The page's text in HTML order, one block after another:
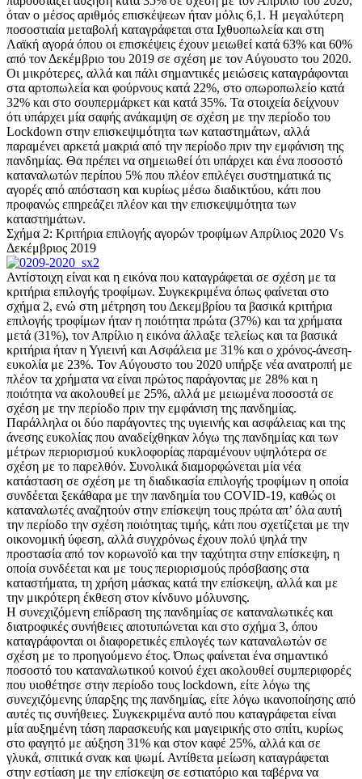
όταν ο μέσος αριθμός επισκέψεων ήταν μόλις 6,1. Η μεγαλύτερη
ποσοστιαία μεταβολή καταγράφεται στα Ιχθυοπωλεία και στη
Λαϊκή αγορά όπου οι επισκέψεις έχουν μειωθεί κατά 63% και 60%
από τον Δεκέμβριο του 2019 σε σχέση με τον Αύγουστο του 2020.
Οι μικρότερες, αλλά και πάλι σημαντικές μειώσεις καταγράφονται
στα αρτοπωλεία και φούρνους κατά 22%, στο οπωροπωλείο κατά
32% και στο σουπερμάρκετ και κατά 35%. Τα στοιχεία δείχνουν
ότι υπάρχει μία σαφής ανάκαμψη σε σχέση με την περίοδο του
Lockdown στην επισκεψιμότητα των καταστημάτων, αλλά
παραμένει αρκετά μακριά από την περίοδο πριν την εμφάνιση της
πανδημίας. Θα πρέπει να σημειωθεί ότι υπάρχει και ένα ποσοστό
καταναλωτών περίπου 5% που πλέον επιλέγει συστηματικά τις
αγορές από απόσταση και κυρίως μέσω διαδικτύου, κάτι που
προφανώς επηρεάζει πλέον και την επισκεψιμότητα των
καταστημάτων.
Σχήμα 2: Κριτήρια επιλογής αγορών τροφίμων Απρίλιος 2020 Vs
Δεκέμβριος 2019
Αντίστοιχη είναι και η εικόνα που καταγράφεται σε σχέση με τα
κριτήρια επιλογής τροφίμων. Συγκεκριμένα όπως φαίνεται στο
σχήμα 2, ενώ στη μέτρηση του Δεκεμβρίου τα βασικά κριτήρια
επιλογής τροφίμων ήταν η ποιότητα πρώτα (37%) και τα χρήματα
μετά (31%), τον Απρίλιο η εικόνα άλλαξε τελείως και τα βασικά
κριτήρια ήταν η Υγιεινή και Ασφάλεια με 31% και ο χρόνος-άνεση-
ευκολία με 23%. Τον Αύγουστο του 2020 υπήρξε νέα ανατροπή με
πλέον τα χρήματα να είναι πρώτος παράγοντας με 28% και η
ποιότητα να ακολουθεί με 25%, αλλά με μειωμένα ποσοστά σε
σχέση με την περίοδο πριν την εμφάνιση της πανδημίας.
Παράλληλα οι δύο παράγοντες της υγιεινής και ασφάλειας και της
άνεσης ευκολίας που αναδείχθηκαν λόγω της πανδημίας και των
μέτρων περιορισμού κυκλοφορίας παραμένουν υψηλότερα σε
σχέση με το παρελθόν. Συνολικά διαμορφώνεται μία νέα
κατάσταση σε σχέση με τη διαδικασία επιλογής τροφίμων η οποία
συνδέεται ξεκάθαρα με την πανδημία του COVID-19, καθώς οι
καταναλωτές αναζητούν στην επίσκεψη τους πρώτα απ’ όλα αυτή
την περίοδο την σχέση ποιότητας τιμής, κάτι που σχετίζεται με την
οικονομική ύφεση, αλλά συγχρόνως έχουν πολύ ψηλά την
προστασία από τον κορωνοϊό και την ταχύτητα στην επίσκεψη, η
οποία συνδέεται και με τους περιορισμούς πρόσβασης στα
καταστήματα, τη χρήση μάσκας κατά την επίσκεψη, αλλά και με
την μικρότερη έκθεση στον κίνδυνο μόλυνσης.
Η συνεχιζόμενη επίδραση της πανδημίας σε καταναλωτικές και
διατροφικές συνήθειες αποτυπώνεται και στο σχήμα 3, όπου
καταγράφονται οι διαφορετικές επιλογές των καταναλωτών σε
σχέση με το προηγούμενο έτος. Όπως φαίνεται ένα σημαντικό
ποσοστό του καταναλωτικού κοινού έχει ακολουθεί συμπεριφορές
που υιοθέτησε στην περίοδο τους lockdown, είτε λόγω της
συνεχιζόμενης ύπαρξης της πανδημίας, είτε λόγω ικανοποίησης από
αυτές τις συνήθειες. Συγκεκριμένα αυτό που καταγράφεται είναι
μία αυξημένη τάση παρασκευής και μαγειρικής στο σπίτι, κυρίως
στο φαγητό με αύξηση 31% και στον καφέ 25%, αλλά και σε
γλυκά, σπιτικά σνακ και ψωμί. Αντίθετα μείωση καταγράφεται
στην εστίαση με την επίσκεψη σε εστιατόριο και ταβέρνα να